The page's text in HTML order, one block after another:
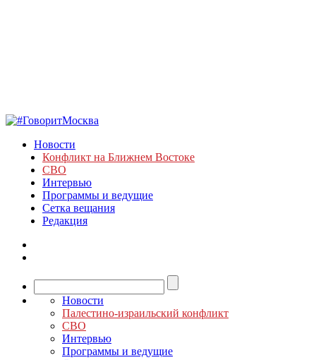
Новости
Конфликт на Ближнем Востоке
СВО
Интервью
Программы и ведущие
Сетка вещания
Редакция
Новости
Палестино-израильский конфликт
СВО
Интервью
Программы и ведущие